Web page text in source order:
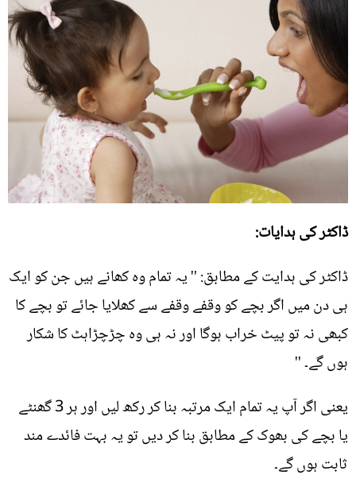
ڈاکٹر کی ہدایات:
ڈاکٹر کی ہدایت کے مطابق: '' یہ تمام وہ کھانے ہیں جن کو ایک
ہی دن میں اگر بچے کو وقفے وقفے سے کھلایا جائے تو بچے کا
کبھی نہ تو پیٹ خراب ہوگا اور نہ ہی وہ چڑچڑاہٹ کا شکار
ہوں گے۔ ''
یعنی اگر آپ یہ تمام ایک مرتبہ بنا کر رکھ لیں اور ہر 3 گھنٹے
یا بچے کی بھوک کے مطابق بنا کر دیں تو یہ بہت فائدے مند
ثابت ہوں گے۔